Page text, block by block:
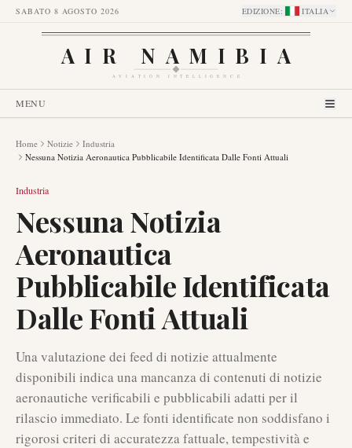
SABATO 8 AGOSTO 2026 EDIZIONE: ITALIA
AIR NAMIBIA
AVIATION INTELLIGENCE
MENU
Home Notizie
Industria
Nessuna Notizia Aeronautica Pubblicabile Identificata Dalle Fonti Attuali
Industria
Nessuna Notizia
Aeronautica
Pubblicabile Identificata
Dalle Fonti Attuali
Una valutazione dei feed di notizie attualmente
disponibili indica una mancanza di contenuti di notizie
aeronautiche verificabili e pubblicabili adatti per il
rilascio immediato. Le fonti identificate non soddisfano i
rigorosi criteri di accuratezza fattuale, tempestività e